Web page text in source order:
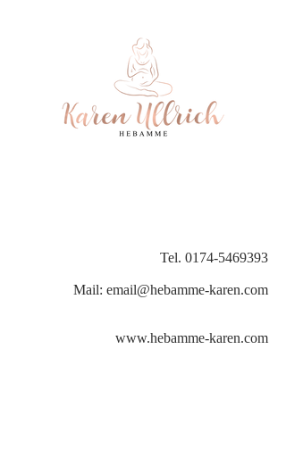
Tel. 0174-5469393
Mail: email@hebamme-karen.com
www.hebamme-karen.com